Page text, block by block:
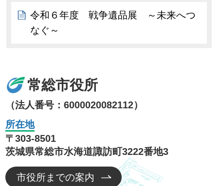
令和６年度 戦争遺品展 ～未来へつ
なぐ～
常総市役所
（法人番号：6000020082112）
所在地
〒303-8501
茨城県常総市水海道諏訪町3222番地3
市役所までの案内